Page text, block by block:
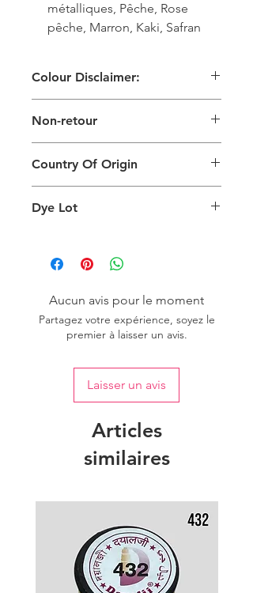
métalliques, Pêche, Rose
pêche, Marron, Kaki, Safran
Colour Disclaimer:
les couleurs générées sur les produits
sont légèrement différentes de celles
du produit physique. Cela peut
également dépendre de l'écran sur
lequel vous visualisez le produit et de
l'éclairage d'arrière-plan.
Non-retour
Country Of Origin
Dye Lot
one dye lot to ensure the uniformity
of colour.
Aucun avis pour le moment
Partagez votre expérience, soyez le
premier à laisser un avis.
Laisser un avis
Articles
similaires